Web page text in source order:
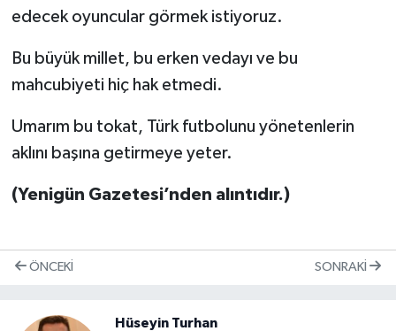
edecek oyuncular görmek istiyoruz.
Bu büyük millet, bu erken vedayı ve bu
mahcubiyeti hiç hak etmedi.
Umarım bu tokat, Türk futbolunu yönetenlerin
aklını başına getirmeye yeter.
(Yenigün Gazetesi’nden alıntıdır.)
ÖNCEKI SONRAKI
Hüseyin Turhan